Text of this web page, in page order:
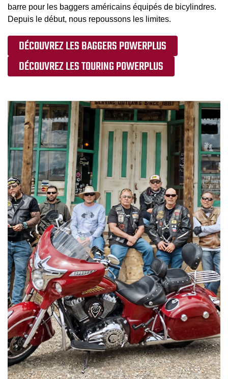
barre pour les baggers américains équipés de bicylindres.
Depuis le début, nous repoussons les limites.
DÉCOUVREZ LES BAGGERS POWERPLUS
DÉCOUVREZ LES TOURING POWERPLUS